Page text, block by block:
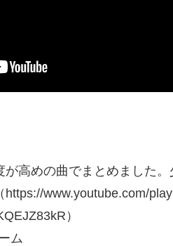
高めの曲でまとめました。
https://www.youtube.com/
）
ム